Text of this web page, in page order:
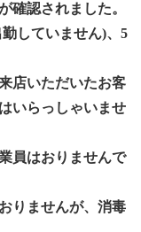
確認されました。
していません)、5
店いただいたお客
いらっしゃいませ
員はおりませんで
りませんが、消毒